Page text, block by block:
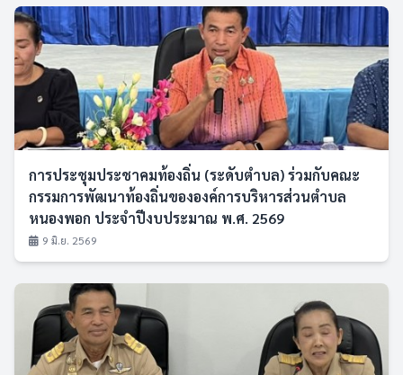
การประชุมประชาคมท้องถิ่น (ระดับตำบล) ร่วมกับคณะ
กรรมการพัฒนาท้องถิ่นขององค์การบริหารส่วนตำบล
หนองพอก ประจำปีงบประมาณ พ.ศ. 2569
9 มิ.ย. 2569